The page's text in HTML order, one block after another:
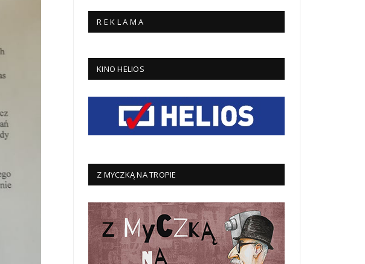
R E K L A M A
KINO HELIOS
Z MYCZKĄ NA TROPIE